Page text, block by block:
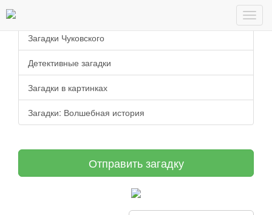
Загадки Чуковского
Детективные загадки
Загадки в картинках
Загадки: Волшебная история
Отправить загадку